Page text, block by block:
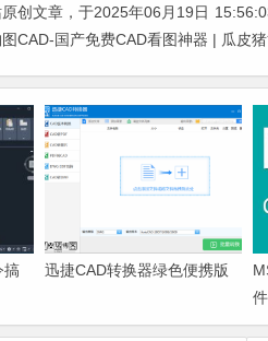
创文章，于2025年06月19日
CAD-国产免费CAD看图神器 | 瓜皮
搞
迅捷CAD转换器绿色便携版
件